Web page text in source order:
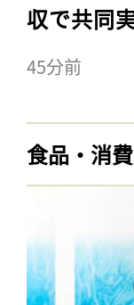
収で共同
45分前
食品・消